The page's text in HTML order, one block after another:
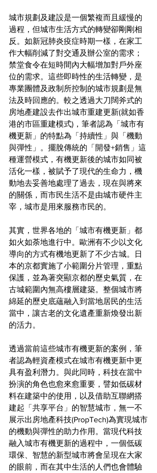
城市規劃及建設是一個繁複而且緩慢的
過程，但城市生活方式的轉變卻剛剛相
反。如新冠肺炎疫症時期一樣，在家工
作大幅削減了對交通及辦公室的需求；
禁堂食令在短時間內大幅增加對戶外座
位的需求。這些即時性的生活轉變，是
專業團體及政制所控制的城市規劃是無
法及時回應的。較之透過大刀闊斧式的
房地產建設去作出城市重建更新(就如香
港的市區重建模式)，筆者認為「城市有
機更新」的特點為「持續性」與「機動
與彈性」。擺脫傳統的「開發+銷售」這
種運營模式，有機更新後的城市如同被
活化一樣，被賦予了現代的生命力，機
動地去妥善地處理了過去，現在與將來
的關係，而市民生活不是由城市硬件主
宰，城市是用來服務市民的。
其實，世界各地的「城市有機更新」都
如火如荼地進行中。歐洲有不少以文化
導向的方式有機地更新了不少古城。日
本的京都實施了小範圍分片管理，重點
保護，並為著突顯京都的歷史氣質，在
古城範圍內無高樓層建築。整個城市將
綿延的歷史底蘊融入到當地居民的生活
當中，讓古老的文化遺產重新煥發出新
的活力。
透過當前這些城市有機更新的案例，筆
者認為輕資產模式在城市有機更新中更
具有盈利潛力。與此同時，科技在當中
扮演的角色也愈來愈重要，譬如低碳材
料在建築中的使用，以及借助互聯網搭
建起「共享平台」的智慧城市，無一不
展示出房地產科技(PropTech)為實現城市
的機動與彈性的助力作用。當現代科技
融入城市有機更新的過程中，一個低碳
環保、智慧的新型城市將會呈現在大家
的眼前，而在其中生活的人們也會體驗